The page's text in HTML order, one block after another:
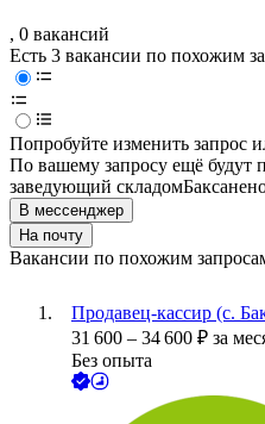
, 0 вакансий
Есть 3 вакансии по похожим
Попробуйте изменить запрос
По вашему запросу ещё будут
заведующий складом
В мессенджер
На почту
Вакансии по похожим
Продавец-кассир (с.
31 600 – 34 600 ₽ за
Без опыта